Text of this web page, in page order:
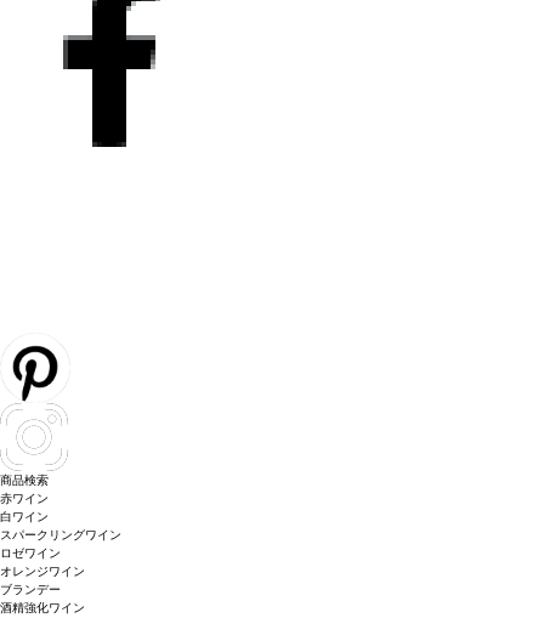
商品検索
赤ワイン
白ワイン
スパークリングワイン
ロゼワイン
オレンジワイン
ブランデー
酒精強化ワイン